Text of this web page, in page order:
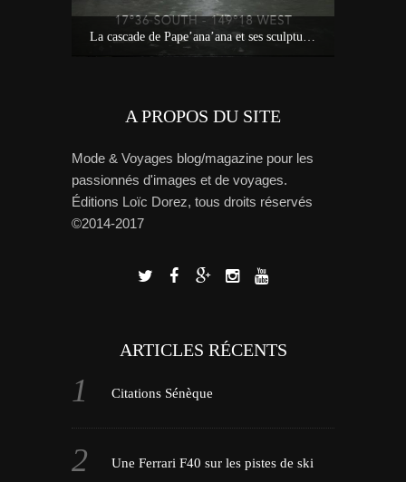
A PROPOS DU SITE
Mode & Voyages blog/magazine pour les
passionnés d'images et de voyages.
Éditions Loïc Dorez, tous droits réservés
©2014-2017
ARTICLES RÉCENTS
Citations Sénèque
Une Ferrari F40 sur les pistes de ski